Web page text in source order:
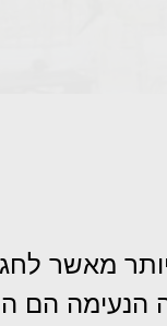
מאשר
הנעימה הם